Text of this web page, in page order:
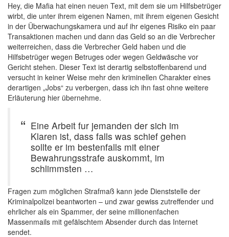
Hey, die Mafia hat einen neuen Text, mit dem sie um Hilfsbetrüger
wirbt, die unter ihrem eigenen Namen, mit ihrem eigenen Gesicht
in der Überwachungskamera und auf ihr eigenes Risiko ein paar
Transaktionen machen und dann das Geld so an die Verbrecher
weiterreichen, dass die Verbrecher Geld haben und die
Hilfsbetrüger wegen Betruges oder wegen Geldwäsche vor
Gericht stehen. Dieser Text ist derartig selbstoffenbarend und
versucht in keiner Weise mehr den kriminellen Charakter eines
derartigen „Jobs“ zu verbergen, dass ich ihn fast ohne weitere
Erläuterung hier übernehme.
Eine Arbeit fur jemanden der sich im
Klaren ist, dass falls was schief gehen
sollte er im bestenfalls mit einer
Bewahrungsstrafe auskommt, im
schlimmsten …
Fragen zum möglichen Strafmaß kann jede Dienststelle der
Kriminalpolizei beantworten – und zwar gewiss zutreffender und
ehrlicher als ein Spammer, der seine millionenfachen
Massenmails mit gefälschtem Absender durch das Internet
sendet.